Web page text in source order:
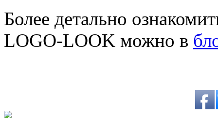
Более детально
LOGO-LOOK можно в